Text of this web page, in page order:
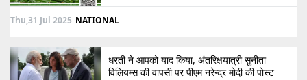
Thu,31 Jul 2025 NATIONAL
धरती ने आपको याद किया, अंतरिक्षयात्री सुनीता
विलियम्स की वापसी पर पीएम नरेन्द्र मोदी की पोस्ट